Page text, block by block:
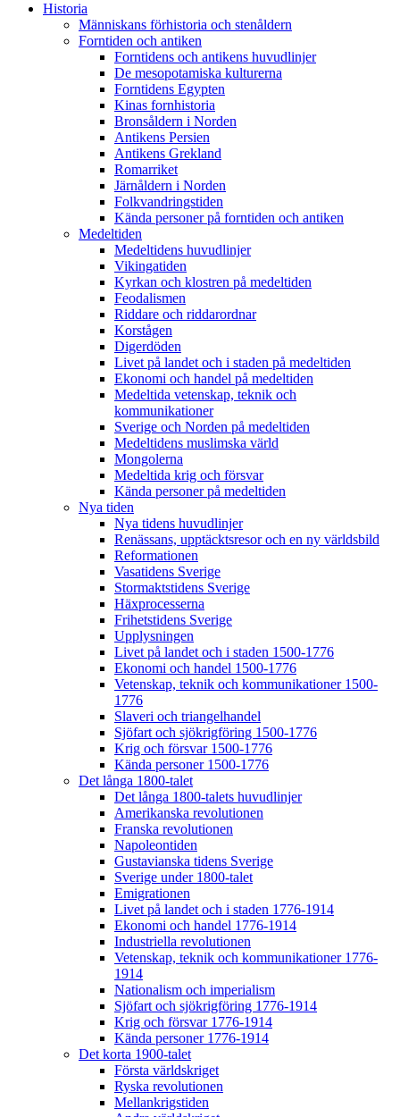
Historia
Människans förhistoria och stenåldern
Forntiden och antiken
Forntidens och antikens huvudlinjer
De mesopotamiska kulturerna
Forntidens Egypten
Kinas fornhistoria
Bronsåldern i Norden
Antikens Persien
Antikens Grekland
Romarriket
Järnåldern i Norden
Folkvandringstiden
Kända personer på forntiden och antiken
Medeltiden
Medeltidens huvudlinjer
Vikingatiden
Kyrkan och klostren på medeltiden
Feodalismen
Riddare och riddarordnar
Korstågen
Digerdöden
Livet på landet och i staden på medeltiden
Ekonomi och handel på medeltiden
Medeltida vetenskap, teknik och
kommunikationer
Sverige och Norden på medeltiden
Medeltidens muslimska värld
Mongolerna
Medeltida krig och försvar
Kända personer på medeltiden
Nya tiden
Nya tidens huvudlinjer
Renässans, upptäcktsresor och en ny världsbild
Reformationen
Vasatidens Sverige
Stormaktstidens Sverige
Häxprocesserna
Frihetstidens Sverige
Upplysningen
Livet på landet och i staden 1500-1776
Ekonomi och handel 1500-1776
Vetenskap, teknik och kommunikationer 1500-
1776
Slaveri och triangelhandel
Sjöfart och sjökrigföring 1500-1776
Krig och försvar 1500-1776
Kända personer 1500-1776
Det långa 1800-talet
Det långa 1800-talets huvudlinjer
Amerikanska revolutionen
Franska revolutionen
Napoleontiden
Gustavianska tidens Sverige
Sverige under 1800-talet
Emigrationen
Livet på landet och i staden 1776-1914
Ekonomi och handel 1776-1914
Industriella revolutionen
Vetenskap, teknik och kommunikationer 1776-
1914
Nationalism och imperialism
Sjöfart och sjökrigföring 1776-1914
Krig och försvar 1776-1914
Kända personer 1776-1914
Det korta 1900-talet
Första världskriget
Ryska revolutionen
Mellankrigstiden